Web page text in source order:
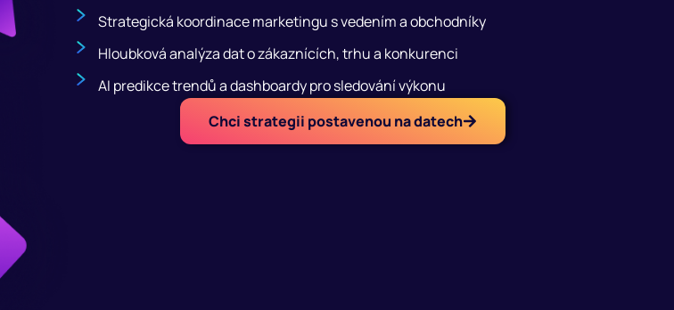
Strategická koordinace marketingu s vedením a obchodníky
Hloubková analýza dat o zákaznících, trhu a konkurenci
AI predikce trendů a dashboardy pro sledování výkonu
Chci strategii postavenou na datech